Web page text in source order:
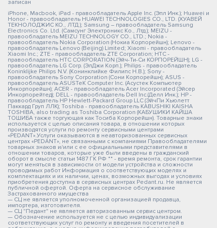
записан
iPhone, Macbook, iPad - правообладатель Apple Inc. (Эпл Инк.); Huawei и
Honor - правообладатель HUAWEI TECHNOLOGIES CO., LTD. (ХУАВЕЙ
ТЕКНОЛОДЖИС КО., ЛТД.); Samsung – правообладатель Samsung
Electronics Co. Ltd. (Самсунг Электроникс Ко., Лтд.); MEIZU -
правообладатель MEIZU TECHNOLOGY CO., LTD.; Nokia -
правообладатель Nokia Corporation (Нокиа Корпорейшн); Lenovo -
правообладатель Lenovo (Beijing) Limited; Xiaomi - правообладатель
Xiaomi Inc.; ZTE - правообладатель ZTE Corporation; HTC -
правообладатель HTC CORPORATION (Эйч-Ти-Си КОРПОРЕЙШН); LG -
правообладатель LG Corp. (ЭлДжи Корп.); Philips - правообладатель
Koninklijke Philips N.V. (Конинклийке Филипс Н.В.); Sony -
правообладатель Sony Corporation (Сони Корпорейшн); ASUS -
правообладатель ASUSTeK Computer Inc. (Асустек Компьютер
Инкорпорейшн); ACER - правообладатель Acer Incorporated (Эйсер
Инкорпорейтед); DELL - правообладатель Dell Inc.(Делл Инк.); HP -
правообладатель HP Hewlett-Packard Group LLC (ЭйчПи Хьюлетт
Паккард Груп ЛЛК); Toshiba - правообладатель KABUSHIKI KAISHA
TOSHIBA, also trading as Toshiba Corporation (КАБУШИКИ КАЙША
ТОШИБА также торгующая как Тосиба Корпорейшн). Товарные знаки
используется с целью описания товара, в отношении которых
производятся услуги по ремонту сервисными центрами
«PEDANT».Услуги оказываются в неавторизованных сервисных
центрах «PEDANT», не связанными с компаниями Правообладателями
товарных знаков и/или с ее официальными представителями в
отношении товаров, которые уже были введены в гражданский
оборот в смысле статьи 1487 ГК РФ ** - время ремонта, срок гарантии
могут меняться в зависимости от модели устройства и сложности
проводимых работ Информация о соответствующих моделях и
комплектациях и их наличии, ценах, возможных выгодах и условиях
приобретения доступна в сервисных центрах Pedant.ru. Не является
публичной офертой. Оферта на сервисное обслуживание
Застрахованного имущества
— СЦ не является уполномоченной организацией продавца,
импортера, изготовителя.
— СЦ "Педант" не является авторизованным сервис центром.
— Обозначение используется не с целью индивидуализации
соответствующих услуг по ремонту и введения посетителей в